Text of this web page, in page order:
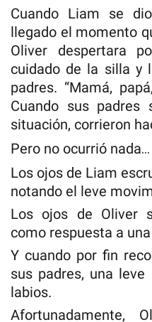
Cuando Liam se
llegado el momento
Oliver despertara
cuidado de la silla y
padres. “Mamá,
Cuando sus
situación, corrieron
Pero no ocurrió nada…
Los ojos de Liam
notando el leve
Los ojos de Oliver
como respuesta a
Y cuando por fin
sus padres, una
labios.
Afortunadamente,